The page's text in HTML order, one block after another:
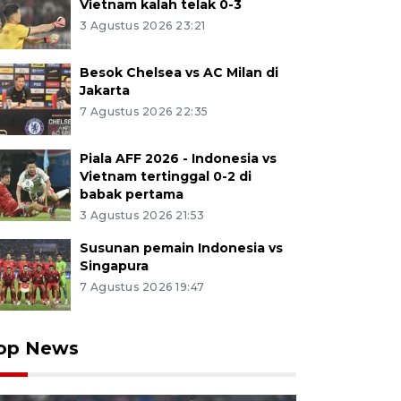
Vietnam kalah telak 0-3
3 Agustus 2026 23:21
Besok Chelsea vs AC Milan di
Jakarta
7 Agustus 2026 22:35
Piala AFF 2026 - Indonesia vs
Vietnam tertinggal 0-2 di
babak pertama
3 Agustus 2026 21:53
Susunan pemain Indonesia vs
Singapura
7 Agustus 2026 19:47
News